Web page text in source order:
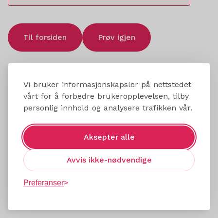
Vi bruker informasjonskapsler på nettstedet
vårt for å forbedre brukeropplevelsen, tilby
personlig innhold og analysere trafikken vår.
Aksepter alle
Avvis ikke-nødvendige
Preferanser
Til forsiden Prøv igjen